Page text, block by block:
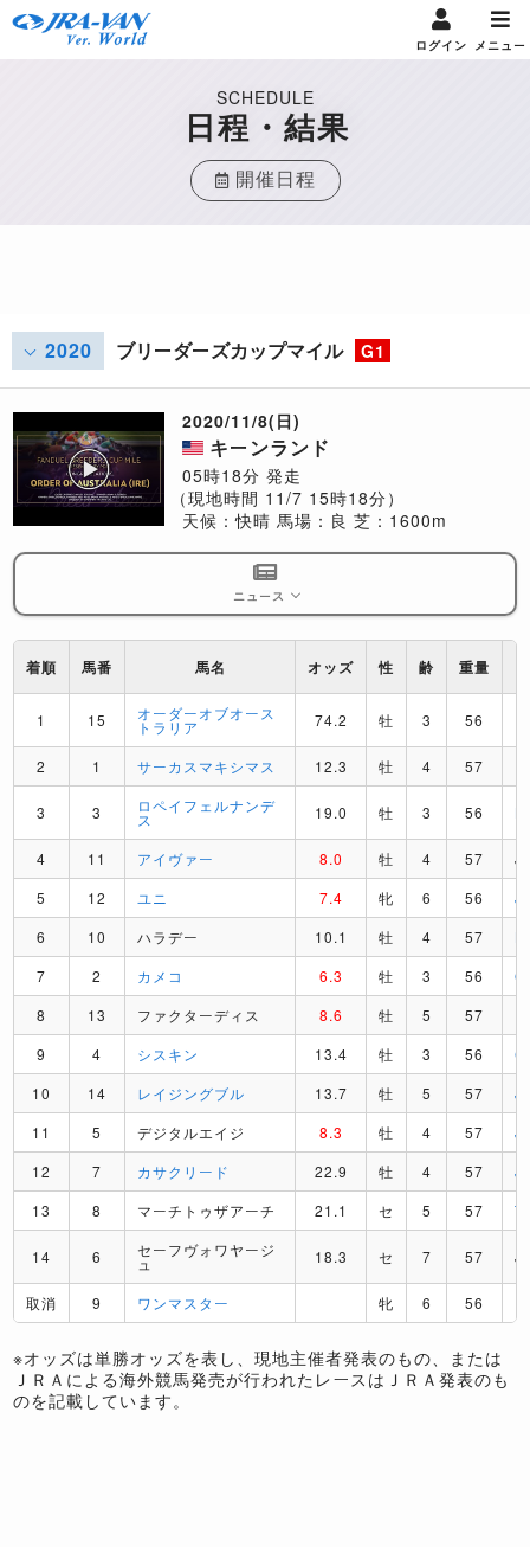
ログイン メニュー
SCHEDULE
日程・結果
開催日程
2020 ブリーダーズカップマイル G1
2020/11/8(日)
キーンランド
05時18分 発走
（現地時間 11/7 15時18分）
天候：快晴 馬場：良 芝：1600m
ニュース
着順 馬番 馬名 オッズ 性 齢 重量
1 15 オーダーオブオース
トラリア 74.2 牡 3 56
2 1 サーカスマキシマス 12.3 牡 4 57
3 3 ロペイフェルナンデ
ス 19.0 牡 3 56
4 11 アイヴァー 8.0 牡 4 57
J
5
12 ユニ 7.4 牝 6 56
J
6
10 ハラデー 10.1 牡 4 57
7
2 カメコ 6.3 牡 3 56
O
8
13 ファクターディス 8.6 牡 5 57
9
4 シスキン 13.4 牡 3 56
C
10
14 レイジングブル 13.7 牡 5 57
J
11
5 デジタルエイジ 8.3 牡 4 57
J
12
7 カサクリード 22.9 牡 4 57
J
13
8 マーチトゥザアーチ 21.1 セ 5 57 T
14 6 セーフヴォワヤージ
ュ 18.3 セ 7 57 J
取消 9 ワンマスター 牝 6 56
※オッズは単勝オッズを表し、現地主催者発表のもの、または
ＪＲＡによる海外競馬発売が行われたレースはＪＲＡ発表のも
のを記載しています。